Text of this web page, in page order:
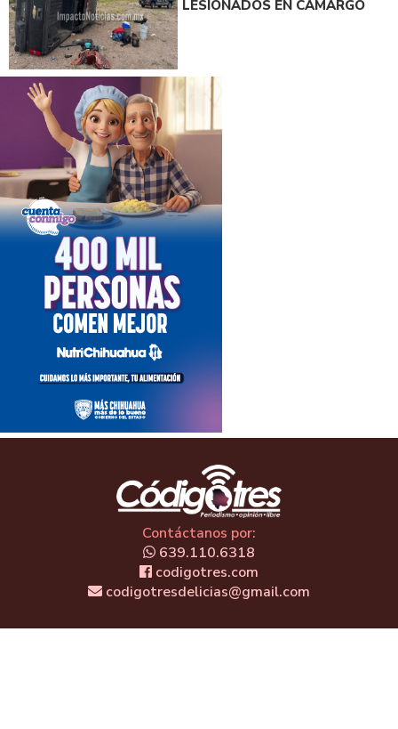
LESIONADOS EN CAMARGO
Contáctanos por:
639.110.6318
codigotres.com
codigotresdelicias@gmail.com